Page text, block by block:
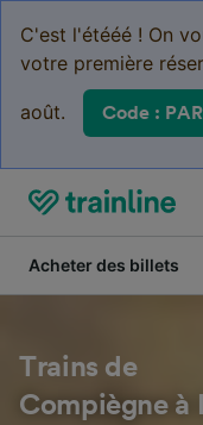
C'est l'étééé ! On
votre première
août. Code :
Acheter des billets
Trains de
Compiègne à